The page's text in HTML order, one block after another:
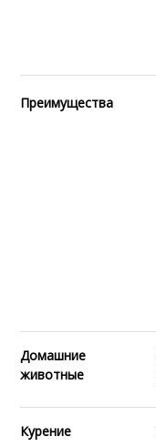
Преимущества
Домашние
животные
Курение